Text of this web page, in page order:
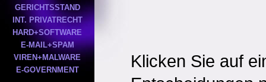
GERICHTSSTAND
INT. PRIVATRECHT
HARD+SOFTWARE
E-MAIL+SPAM
VIREN+MALWARE
E-GOVERNMENT
Klicken Sie auf